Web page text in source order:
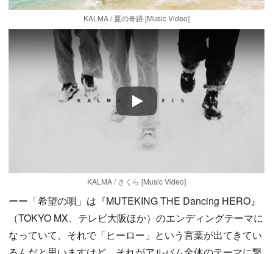
KALMA / 夏の奇跡 [Music Video]
Play
KALMA / さくら [Music Video]
ーー「希望の唄」は『MUTEKING THE Dancing HERO』
（TOKYO MX、テレビ大阪ほか）のエンディングテーマに
なっていて、それで「ヒーロー」という言葉が出てきてい